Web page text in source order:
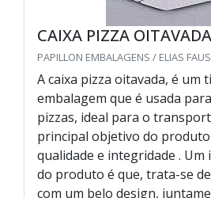
CAIXA PIZZA OITAVADA
PAPILLON EMBALAGENS / ELIAS
A caixa pizza oitavada, é um
embalagem que é usada
pizzas, ideal para o
principal objetivo do
qualidade e integridade .
do produto é que, trata-se
com um belo design,